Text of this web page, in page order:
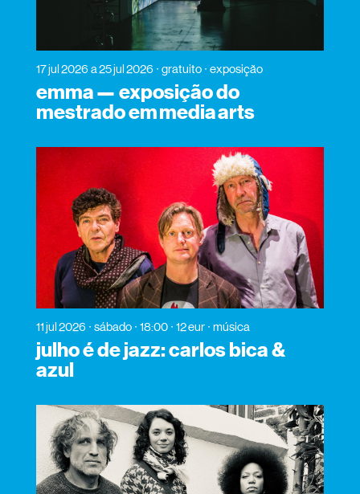
17 jul 2026 a 25 jul 2026 gratuito exposição
emma — exposição do
mestrado em media arts
11 jul 2026 sábado 18:00 12 eur música
julho é de jazz: carlos bica &
azul